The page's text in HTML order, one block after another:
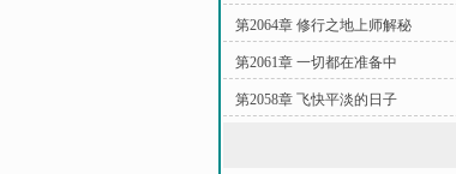
第2064章 修行之地上师解秘
第2061章 一切都在准备中
第2058章 飞快平淡的日子